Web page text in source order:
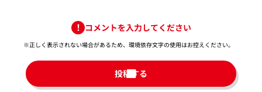
コメントを入力してください
※正しく表示されない場合があるため、環境依存文字の使用はお控えください。​
投稿する